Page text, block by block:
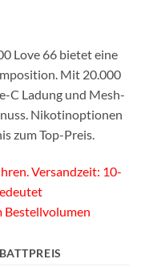
Love 66 bietet eine
Mit 20.000
C Ladung und Mesh-
Nikotinoptionen
zum Top-Preis.
Versandzeit: 10-
Bestellvolumen